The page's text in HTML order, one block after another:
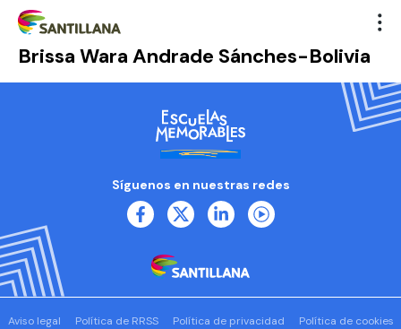
Brissa Wara Andrade Sánches-Bolivia
Síguenos en nuestras redes
Aviso legal Política de RRSS Política de privacidad
Política de cookies